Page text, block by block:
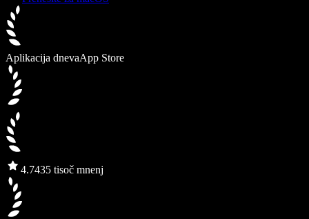
Aplikacija dnevaApp Store
4.7435 tisoč mnenj